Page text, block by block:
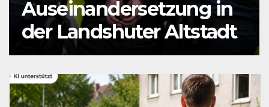
Auseinandersetzung in
der Landshuter Altstadt